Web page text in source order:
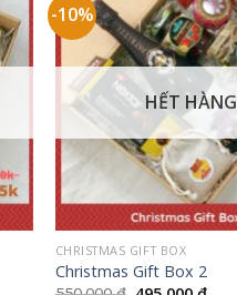
-10%
HẾT HÀNG
CHRISTMAS GIFT BOX
Christmas Gift Box 2